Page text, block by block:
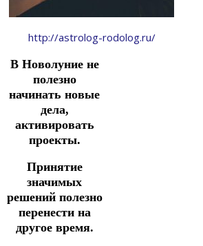
http://astrolog-rodolog.ru/
В Новолуние не
полезно
начинать новые
дела,
активировать
проекты.
Принятие
значимых
решений полезно
перенести на
другое время.